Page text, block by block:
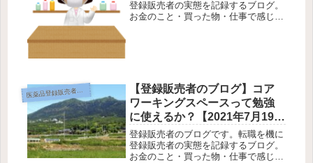
日分】
登録販売者の実態を記録するブログ。
お金のこと・買った物・仕事で感じた
医薬品登録販売者のブログ
【登録販売者のブログ】コア
ワーキングスペースって勉強
に使えるか？【2021年7月19日
から25日分】
登録販売者のブログです。転職を機に
登録販売者の実態を記録するブログ。
お金のこと・買った物・仕事で感じた